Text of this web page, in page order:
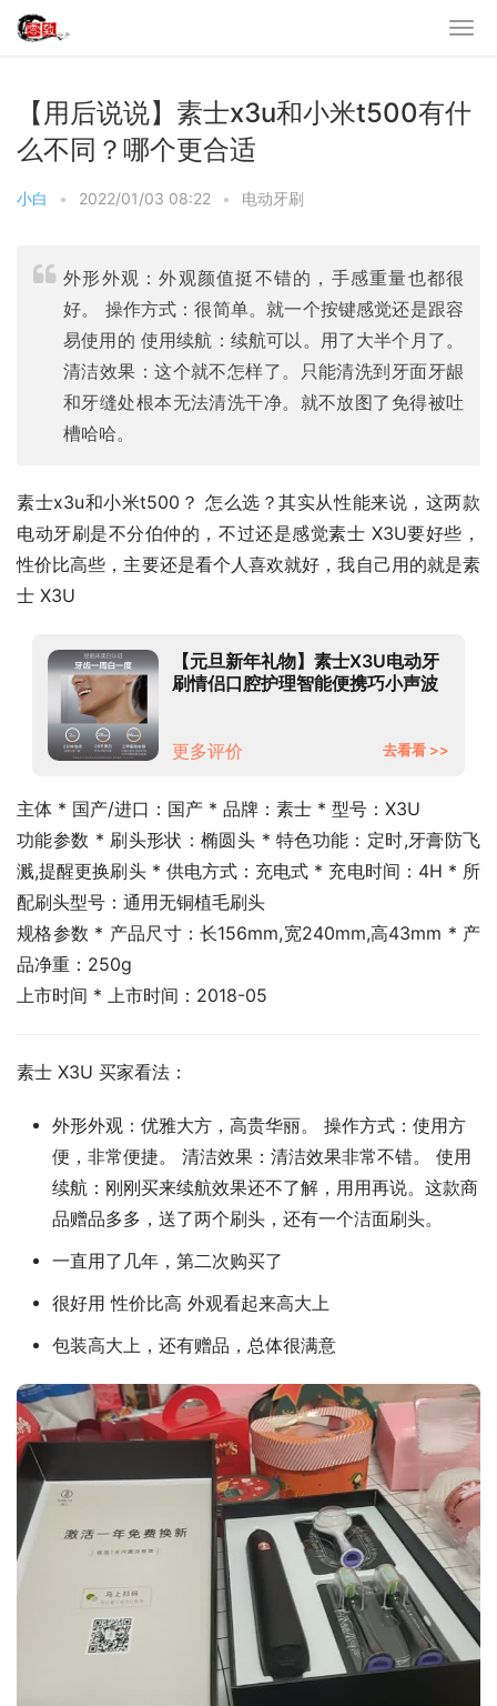
【用后说说】素士x3u和小米t500有什
么不同？哪个更合适
小白 • 2022/01/03 08:22 • 电动牙刷
外形外观：外观颜值挺不错的，手感重量也都很
好。 操作方式：很简单。就一个按键感觉还是跟容
易使用的 使用续航：续航可以。用了大半个月了。
清洁效果：这个就不怎样了。只能清洗到牙面牙龈
和牙缝处根本无法清洗干净。就不放图了免得被吐
槽哈哈。
素士x3u和小米t500？ 怎么选？其实从性能来说，这两款
电动牙刷是不分伯仲的，不过还是感觉素士 X3U要好些，
性价比高些，主要还是看个人喜欢就好，我自己用的就是素
士 X3U
【元旦新年礼物】素士X3U电动牙
刷情侣口腔护理智能便携巧小声波
更多评价
去看看 >>
主体 * 国产/进口：国产 * 品牌：素士 * 型号：X3U
功能参数 * 刷头形状：椭圆头 * 特色功能：定时,牙膏防飞
溅,提醒更换刷头 * 供电方式：充电式 * 充电时间：4H * 所
配刷头型号：通用无铜植毛刷头
规格参数 * 产品尺寸：长156mm,宽240mm,高43mm * 产
品净重：250g
上市时间 * 上市时间：2018-05
素士 X3U 买家看法：
外形外观：优雅大方，高贵华丽。 操作方式：使用方
便，非常便捷。 清洁效果：清洁效果非常不错。 使用
续航：刚刚买来续航效果还不了解，用用再说。这款商
品赠品多多，送了两个刷头，还有一个洁面刷头。
一直用了几年，第二次购买了
很好用 性价比高 外观看起来高大上
包装高大上，还有赠品，总体很满意